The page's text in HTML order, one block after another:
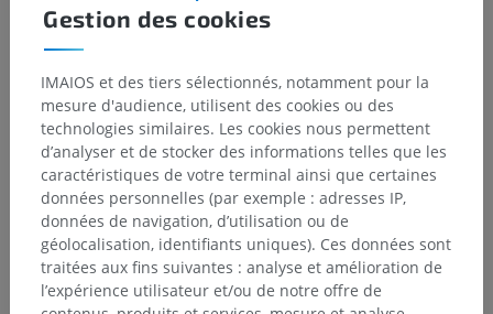
Gestion des cookies
IMAIOS et des tiers sélectionnés, notamment pour la
mesure d'audience, utilisent des cookies ou des
technologies similaires. Les cookies nous permettent
d’analyser et de stocker des informations telles que les
caractéristiques de votre terminal ainsi que certaines
données personnelles (par exemple : adresses IP,
données de navigation, d’utilisation ou de
géolocalisation, identifiants uniques). Ces données sont
traitées aux fins suivantes : analyse et amélioration de
l’expérience utilisateur et/ou de notre offre de